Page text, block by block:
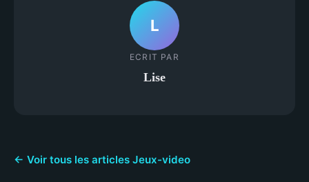
L
ECRIT PAR
Lise
← Voir tous les articles Jeux-video